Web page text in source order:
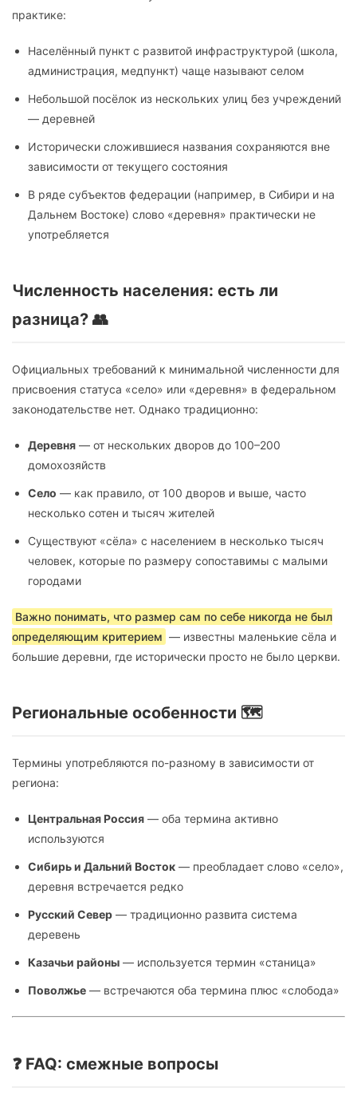
практике:
Населённый пункт с развитой инфраструктурой (школа,
администрация, медпункт) чаще называют селом
Небольшой посёлок из нескольких улиц без учреждений
— деревней
Исторически сложившиеся названия сохраняются вне
зависимости от текущего состояния
В ряде субъектов федерации (например, в Сибири и на
Дальнем Востоке) слово «деревня» практически не
употребляется
Численность населения: есть ли
разница? 👥
Официальных требований к минимальной численности для
присвоения статуса «село» или «деревня» в федеральном
законодательстве нет. Однако традиционно:
Деревня — от нескольких дворов до 100–200
домохозяйств
Село — как правило, от 100 дворов и выше, часто
несколько сотен и тысяч жителей
Существуют «сёла» с населением в несколько тысяч
человек, которые по размеру сопоставимы с малыми
городами
Важно понимать, что размер сам по себе никогда не был
определяющим критерием — известны маленькие сёла и
большие деревни, где исторически просто не было церкви.
Региональные особенности 🗺️
Термины употребляются по-разному в зависимости от
региона:
Центральная Россия — оба термина активно
используются
Сибирь и Дальний Восток — преобладает слово «село»,
деревня встречается редко
Русский Север — традиционно развита система
деревень
Казачьи районы — используется термин «станица»
Поволжье — встречаются оба термина плюс «слобода»
❓ FAQ: смежные вопросы